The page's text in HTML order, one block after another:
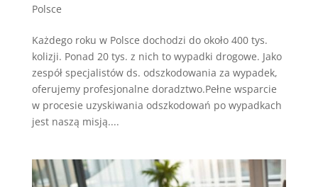
Polsce
Każdego roku w Polsce dochodzi do około 400 tys.
kolizji. Ponad 20 tys. z nich to wypadki drogowe. Jako
zespół specjalistów ds. odszkodowania za wypadek,
oferujemy profesjonalne doradztwo.Pełne wsparcie
w procesie uzyskiwania odszkodowań po wypadkach
jest naszą misją....